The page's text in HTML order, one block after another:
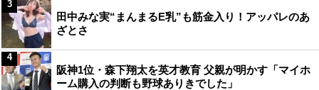
田中みな実“まんまるE乳”も筋金入り！アッパレのあ
ざとさ
3
阪神1位・森下翔太を英才教育 父親が明かす「マイホ
ーム購入の判断も野球ありきでした」
4